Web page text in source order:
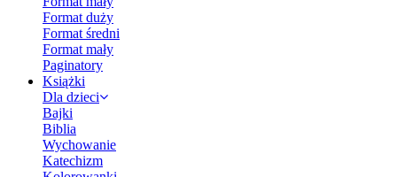
Format duży
Format średni
Format mały
Paginatory
Książki
Dla dzieci
Bajki
Biblia
Wychowanie
Katechizm